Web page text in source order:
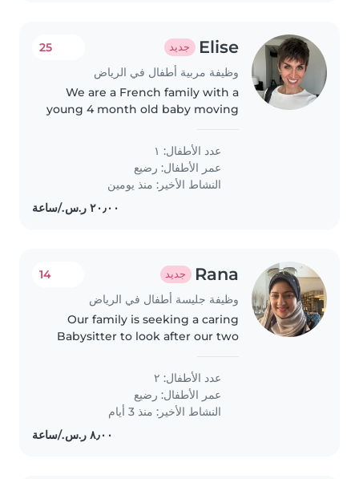
Elise جديد
وظيفة مربية أطفال في الرياض
25
We are a French family with a
young 4 month old baby moving
term nanny to take care of him.
عدد الأطفال: ١
عمر الأطفال: رضيع
النشاط الأخير: منذ يومين
Rana جديد
وظيفة جليسة أطفال في الرياض
14
Our family is seeking a caring
Babysitter to look after our two
or weekends. You should be
comfortable providing
homework assistance and speak
Arabic..
عدد الأطفال: ٢
عمر الأطفال: رضيع
النشاط الأخير: منذ 3 أيام